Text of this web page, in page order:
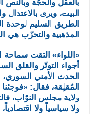
بالعقل والحجّة وبالنص
البيت، ويرى بالاعتدال
الطريق السليم لوحدة
المذهبية والتحزّب هي
«اللواء» التقت سماحة
أجواء التوتّر والقلق
الحدث الأمني السوري،
ولاية مجلس النوّاب،
ولا سياسياً ولا